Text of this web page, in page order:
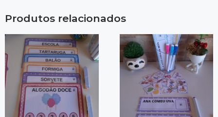
Produtos relacionados